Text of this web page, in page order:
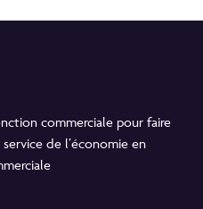
commerciale pour faire
de l’économie en